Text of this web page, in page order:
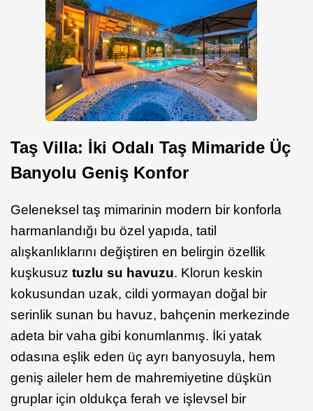
Taş Villa: İki Odalı Taş Mimaride Üç
Banyolu Geniş Konfor
Geleneksel taş mimarinin modern bir konforla
harmanlandığı bu özel yapıda, tatil
alışkanlıklarını değiştiren en belirgin özellik
kuşkusuz tuzlu su havuzu. Klorun keskin
kokusundan uzak, cildi yormayan doğal bir
serinlik sunan bu havuz, bahçenin merkezinde
adeta bir vaha gibi konumlanmış. İki yatak
odasına eşlik eden üç ayrı banyosuyla, hem
geniş aileler hem de mahremiyetine düşkün
gruplar için oldukça ferah ve işlevsel bir